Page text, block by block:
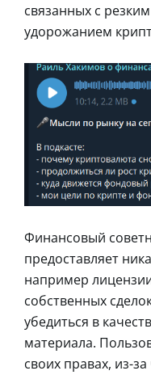
связанных с
удорожанием
Финансовый
предоставляет
например
собственных
убедиться в
материала.
своих правах, из-